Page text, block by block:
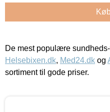
De mest populære
Helsebixen.dk, Med24.dk og
sortiment til gode priser.